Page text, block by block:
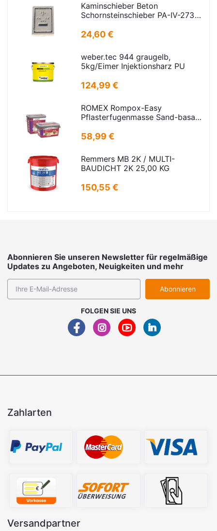
Kaminschieber Beton
Schornsteinschieber PA-IV-273
16,5x24,5cm
24,60 €
weber.tec 944 graugelb,
5kg/Eimer Injektionsharz PU
124,99 €
ROMEX Rompox-Easy
Pflasterfugenmasse Sand-basalt
58,99 €
Remmers MB 2K / MULTI-
BAUDICHT 2K 25,00 KG
150,55 €
Abonnieren Sie unseren Newsletter für regelmäßige
Updates zu Angeboten, Neuigkeiten und mehr
Abonnieren
FOLGEN SIE UNS
Zahlarten
Versandpartner